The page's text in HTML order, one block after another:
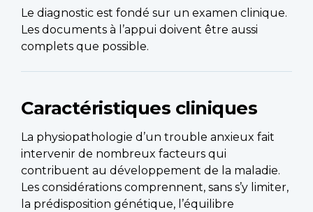
Le diagnostic est fondé sur un examen clinique.
Les documents à l’appui doivent être aussi
complets que possible.
Caractéristiques cliniques
La physiopathologie d’un trouble anxieux fait
intervenir de nombreux facteurs qui
contribuent au développement de la maladie.
Les considérations comprennent, sans s’y limiter,
la prédisposition génétique, l’équilibre